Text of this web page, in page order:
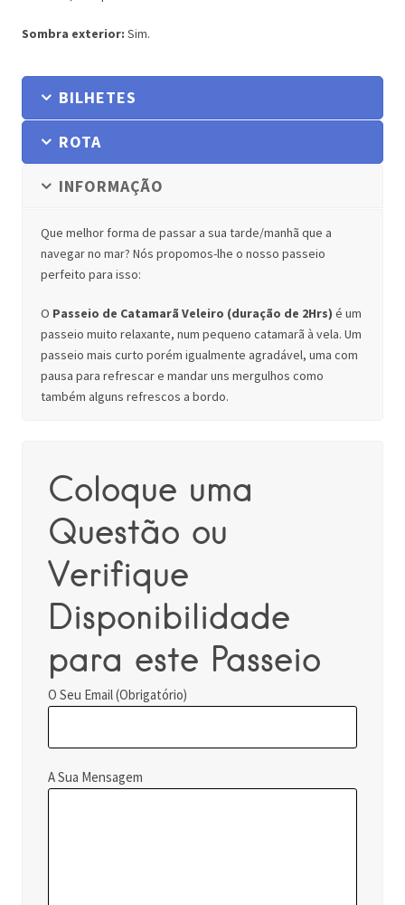
Sombra exterior: Sim.
BILHETES
ROTA
INFORMAÇÃO
Que melhor forma de passar a sua tarde/manhã que a
navegar no mar? Nós propomos-lhe o nosso passeio
perfeito para isso:
O Passeio de Catamarã Veleiro (duração de 2Hrs) é um
passeio muito relaxante, num pequeno catamarã à vela. Um
passeio mais curto porém igualmente agradável, uma com
pausa para refrescar e mandar uns mergulhos como
também alguns refrescos a bordo.
Coloque uma
Questão ou
Verifique
Disponibilidade
para este Passeio
O Seu Email (Obrigatório)
A Sua Mensagem